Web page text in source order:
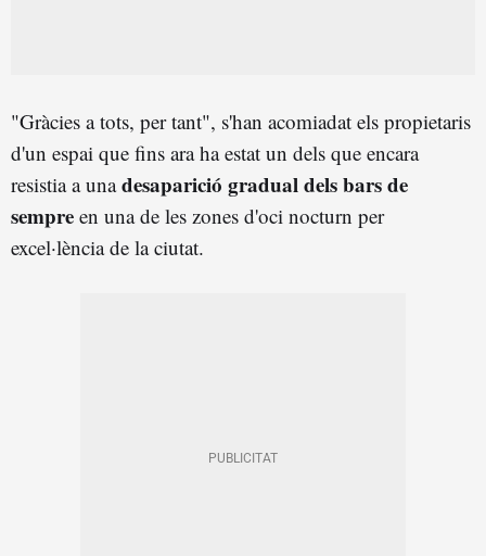
"Gràcies a tots, per tant", s'han acomiadat els propietaris
d'un espai que fins ara ha estat un dels que encara
resistia a unadesaparició gradual dels bars de
sempre en una de les zones d'oci nocturn per
excel·lència de la ciutat.